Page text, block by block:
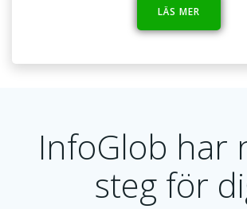
LÄS MER
InfoGlob har
steg för